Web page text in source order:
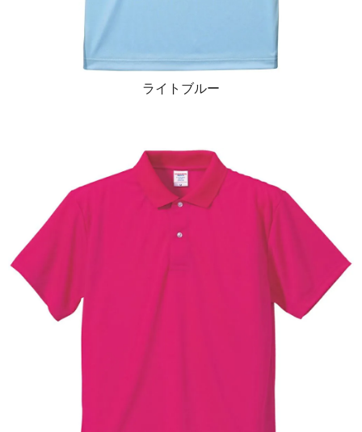
ライトブルー